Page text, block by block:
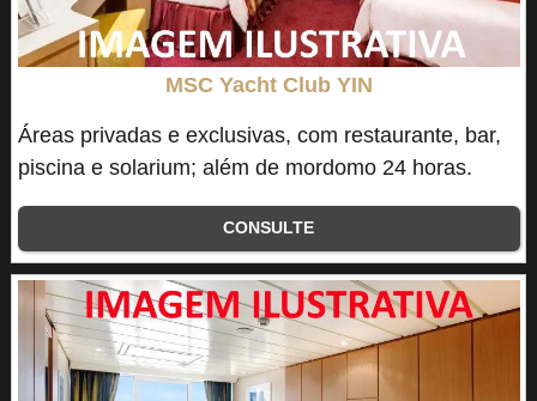
MSC Yacht Club YIN
Áreas privadas e exclusivas, com restaurante, bar,
piscina e solarium; além de mordomo 24 horas.
CONSULTE